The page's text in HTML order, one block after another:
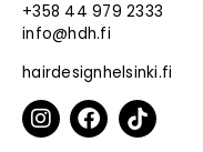
+358 44 979 2333
info@hdh.fi
hairdesignhelsinki.fi